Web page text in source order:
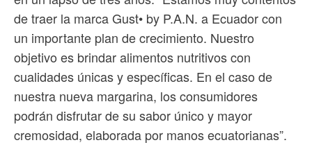
de traer la marca Gust• by P.A.N. a Ecuador con
un importante plan de crecimiento. Nuestro
objetivo es brindar alimentos nutritivos con
cualidades únicas y específicas. En el caso de
nuestra nueva margarina, los consumidores
podrán disfrutar de su sabor único y mayor
cremosidad, elaborada por manos ecuatorianas”.